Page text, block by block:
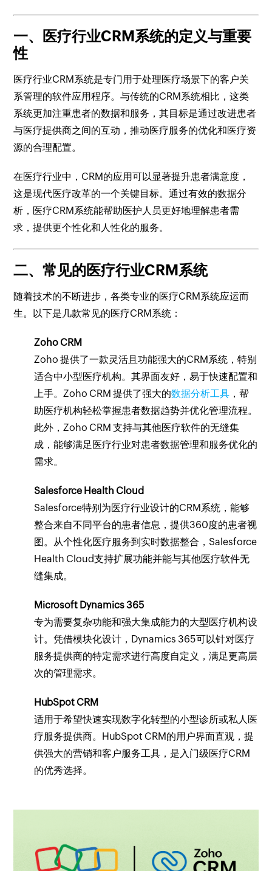
一、医疗行业CRM系统的定义与重要
性
医疗行业CRM系统是专门用于处理医疗场景下的客户关
系管理的软件应用程序。与传统的CRM系统相比，这类
系统更加注重患者的数据和服务，其目标是通过改进患者
与医疗提供商之间的互动，推动医疗服务的优化和医疗资
源的合理配置。
在医疗行业中，CRM的应用可以显著提升患者满意度，
这是现代医疗改革的一个关键目标。通过有效的数据分
析，医疗CRM系统能帮助医护人员更好地理解患者需
求，提供更个性化和人性化的服务。
二、常见的医疗行业CRM系统
随着技术的不断进步，各类专业的医疗CRM系统应运而
生。以下是几款常见的医疗CRM系统：
Zoho CRM
Zoho 提供了一款灵活且功能强大的CRM系统，特别
适合中小型医疗机构。其界面友好，易于快速配置和
上手。Zoho CRM 提供了强大的数据分析工具 ，帮
助医疗机构轻松掌握患者数据趋势并优化管理流程。
此外，Zoho CRM 支持与其他医疗软件的无缝集
成，能够满足医疗行业对患者数据管理和服务优化的
需求。
Salesforce Health Cloud
Salesforce特别为医疗行业设计的CRM系统，能够
整合来自不同平台的患者信息，提供360度的患者视
图。从个性化医疗服务到实时数据整合，Salesforce
Health Cloud支持扩展功能并能与其他医疗软件无
缝集成。
Microsoft Dynamics 365
专为需要复杂功能和强大集成能力的大型医疗机构设
计。凭借模块化设计，Dynamics 365可以针对医疗
服务提供商的特定需求进行高度自定义，满足更高层
次的管理需求。
HubSpot CRM
适用于希望快速实现数字化转型的小型诊所或私人医
疗服务提供商。HubSpot CRM的用户界面直观，提
供强大的营销和客户服务工具，是入门级医疗CRM
的优秀选择。